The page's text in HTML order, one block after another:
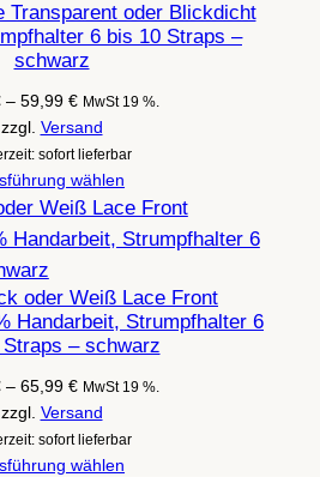
Transparent oder Blickdicht
6 bis 10 Straps –
schwarz
– 59,99 €Preisspanne:
49,99 €
bis
59,99 €
MwSt 19 %.
zzgl. Versand
sofort lieferbar
wählen
oder Weiß Lace Front
Handarbeit, Strumpfhalter 6
Straps – schwarz
– 65,99 €Preisspanne:
49,98 €
bis
65,99 €
MwSt 19 %.
zzgl. Versand
sofort lieferbar
wählen